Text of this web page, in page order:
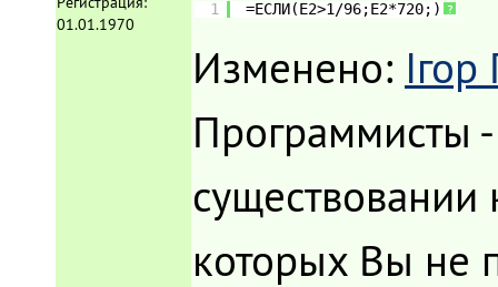
01.01.1970
?
1 =ЕСЛИ(E2>1/96;E2*720;)
Изменено:
Программисты
которых Вы не